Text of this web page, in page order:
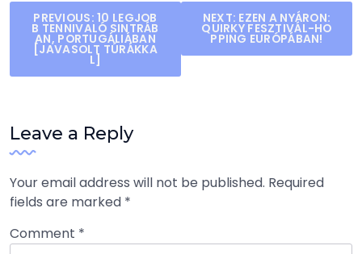
Post
navigation
PREVIOUS: 10 LEGJOB
B TENNIVALÓ SINTRÁB
AN, PORTUGÁLIÁBAN
[JAVASOLT TÚRÁKKA
L]
NEXT: EZEN A NYÁRON:
QUIRKY FESZTIVÁL-HO
PPING EURÓPÁBAN!
Leave a Reply
Your email address will not be published. Required
fields are marked *
Comment *